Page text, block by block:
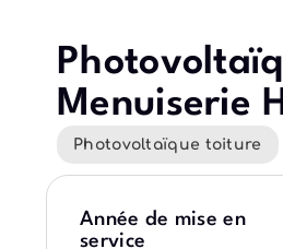
Menuiserie
Photovoltaïque toiture
Année de mise en
service